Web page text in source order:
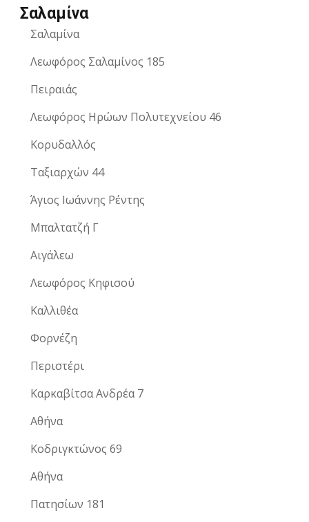
Σαλαμίνα
Σαλαμίνα
Λεωφόρος Σαλαμίνος 185
Πειραιάς
Λεωφόρος Ηρώων Πολυτεχνείου 46
Κορυδαλλός
Ταξιαρχών 44
Άγιος Ιωάννης Ρέντης
Μπαλτατζή Γ
Αιγάλεω
Λεωφόρος Κηφισού
Καλλιθέα
Φορνέζη
Περιστέρι
Καρκαβίτσα Ανδρέα 7
Αθήνα
Κοδριγκτώνος 69
Αθήνα
Πατησίων 181